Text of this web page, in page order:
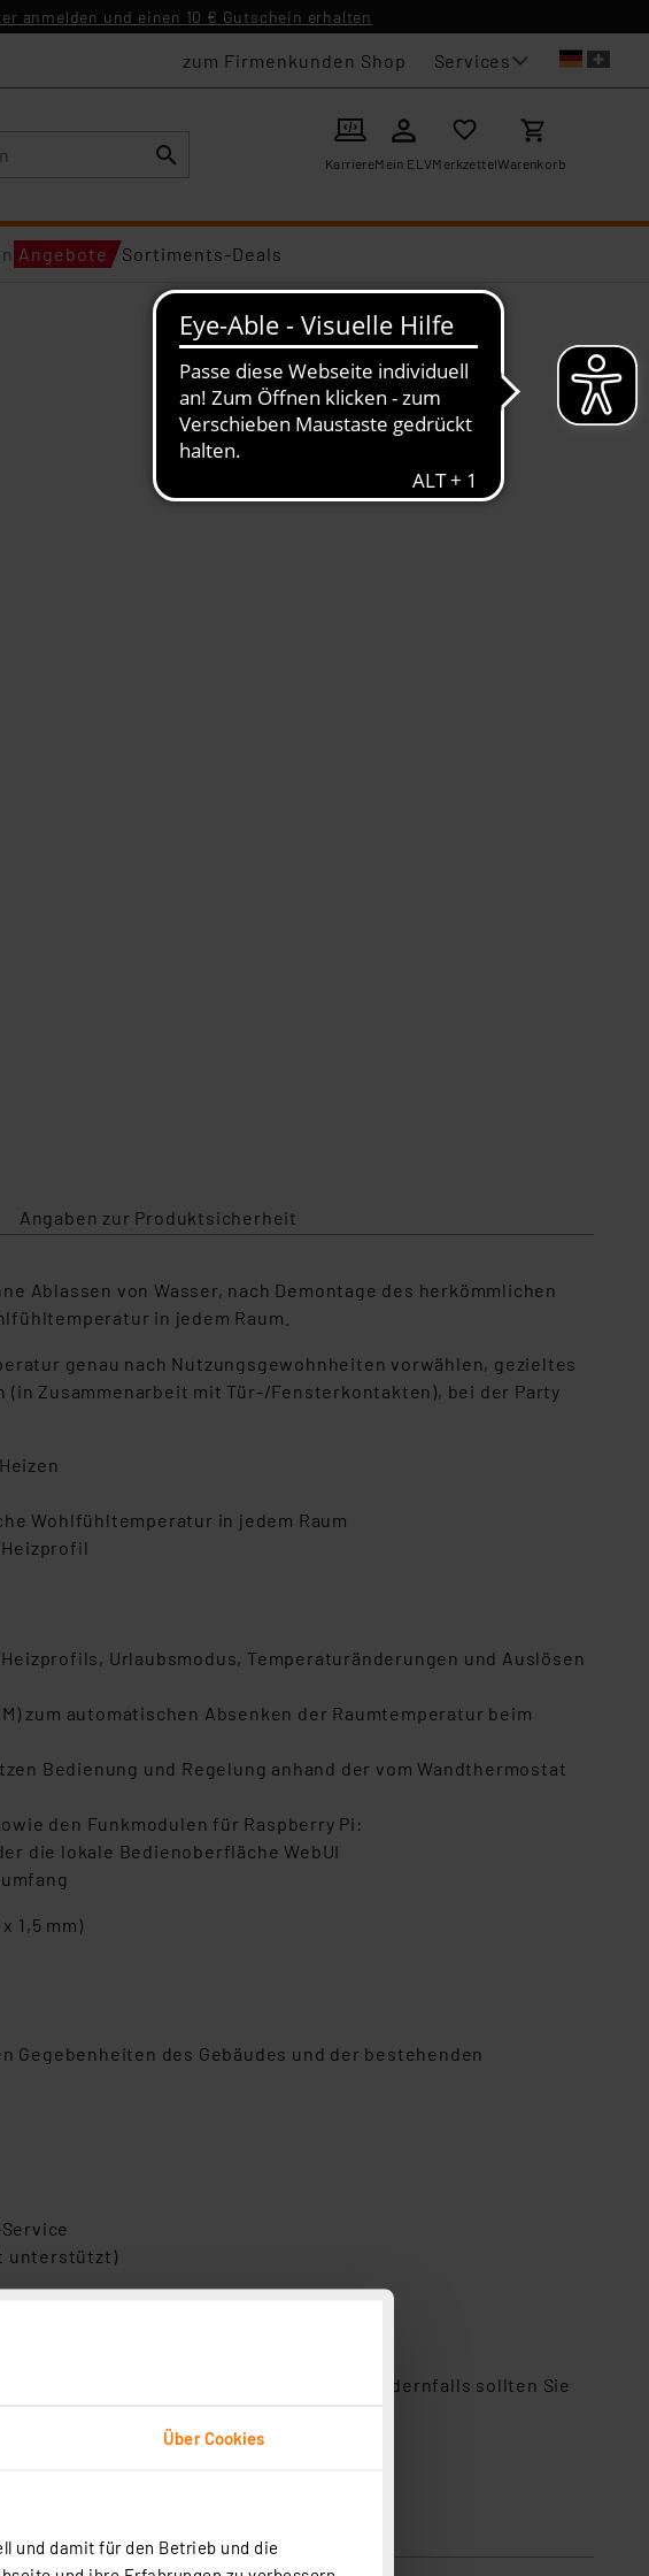
Über Cookies
und damit für den Betrieb und die
anmelden und einen 10 € Gutschein erhalten
zum Firmenkunden Shop Services
KarriereMein ELVMerkzettelWarenkorb
Angebote Sortiments-Deals
Angaben zur Produktsicherheit
Ablassen von Wasser, nach Demontage des herkömmlichen
in jedem Raum.
genau nach Nutzungsgewohnheiten vorwählen, gezieltes
Zusammenarbeit mit Tür-/Fensterkontakten), bei der Party
Wohlfühltemperatur in jedem Raum
Urlaubsmodus, Temperaturänderungen und Auslösen
zum automatischen Absenken der Raumtemperatur beim
Bedienung und Regelung anhand der vom Wandthermostat
den Funkmodulen für Raspberry Pi:
die lokale Bedienoberfläche WebUI
1,5 mm)
des Gebäudes und der bestehenden
unterstützt)
Heizkörperthermostaten besitzt. Andernfalls sollten Sie